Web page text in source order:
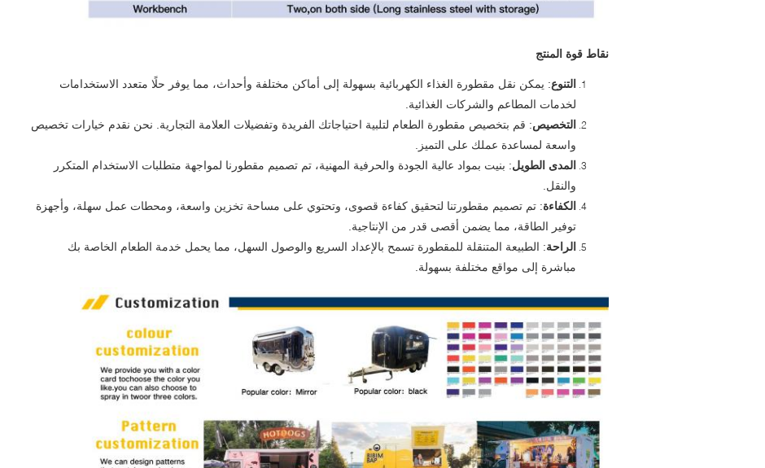
نقاط قوة المنتج
التنوع: يمكن نقل مقطورة الغذاء الكهربائية بسهولة إلى أماكن مختلفة وأحداث، مما يوفر حلًا متعدد الاستخدامات
لخدمات المطاعم والشركات الغذائية.
التخصيص: قم بتخصيص مقطورة الطعام لتلبية احتياجاتك الفريدة وتفضيلات العلامة التجارية. نحن نقدم خيارات تخصيص
واسعة لمساعدة عملك على التميز.
المدى الطويل: بنيت بمواد عالية الجودة والحرفية المهنية، تم تصميم مقطورنا لمواجهة متطلبات الاستخدام المتكرر
والنقل.
الكفاءة: تم تصميم مقطورتنا لتحقيق كفاءة قصوى، وتحتوي على مساحة تخزين واسعة، ومحطات عمل سهلة، وأجهزة
توفير الطاقة، مما يضمن أقصى قدر من الإنتاجية.
الراحة: الطبيعة المتنقلة للمقطورة تسمح بالإعداد السريع والوصول السهل، مما يحمل خدمة الطعام الخاصة بك
مباشرة إلى مواقع مختلفة بسهولة.